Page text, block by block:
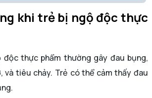
khi trẻ bị ngộ độc thực
độc thực phẩm thường gây đau bụng,
và tiêu chảy. Trẻ có thể cảm thấy đau